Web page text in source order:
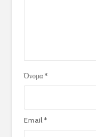
Όνομα *
Email *